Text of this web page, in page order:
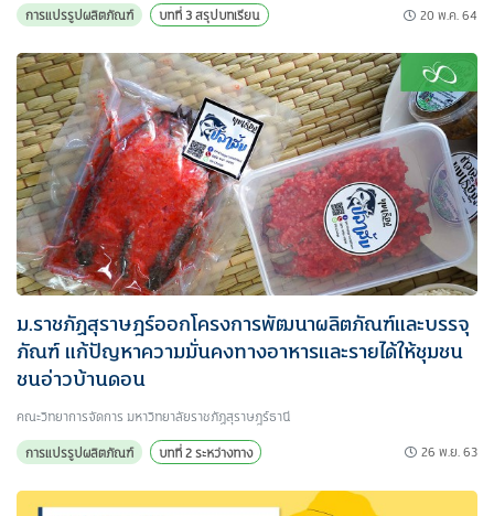
การแปรรูปผลิตภัณฑ์
บทที่ 3 สรุปบทเรียน 20 พ.ค. 64
ม.ราชภัฏสุราษฎร์ออกโครงการพัฒนาผลิตภัณฑ์และบรรจุ
ภัณฑ์ แก้ปัญหาความมั่นคงทางอาหารและรายได้ให้ชุมชน
ชนอ่าวบ้านดอน
คณะวิทยาการจัดการ มหาวิทยาลัยราชภัฏสุราษฎร์ธานี
การแปรรูปผลิตภัณฑ์
บทที่ 2 ระหว่างทาง 26 พ.ย. 63